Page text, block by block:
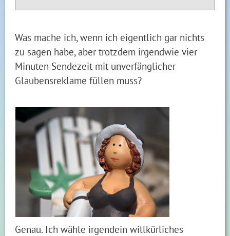
Was mache ich, wenn ich eigentlich gar nichts
zu sagen habe, aber trotzdem irgendwie vier
Minuten Sendezeit mit unverfänglicher
Glaubensreklame füllen muss?
Genau. Ich wähle irgendein willkürliches